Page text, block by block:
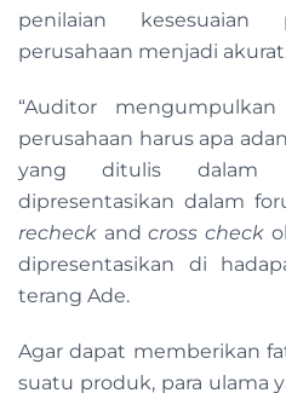
penilaian
perusahaan menjadi
“Auditor
perusahaan harus apa
yang ditulis dalam
dipresentasikan dalam
recheck andcross check
dipresentasikan di
terang Ade.
Agar dapat memberikan
suatu produk, para ulama